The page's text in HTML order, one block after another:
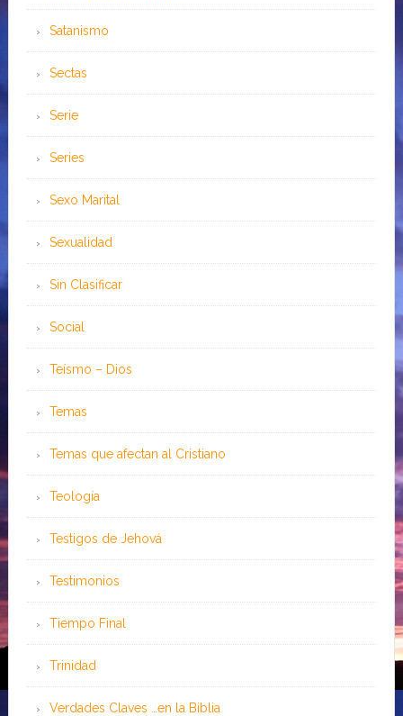
Satanismo
Sectas
Serie
Series
Sexo Marital
Sexualidad
Sin Clasificar
Social
Teísmo – Dios
Temas
Temas que afectan al Cristiano
Teología
Testigos de Jehová
Testimonios
Tiempo Final
Trinidad
Verdades Claves …en la Biblia